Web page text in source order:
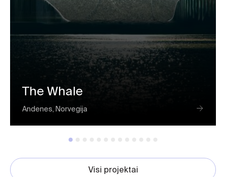
The Whale
Andenes, Norvegija
Visi projektai